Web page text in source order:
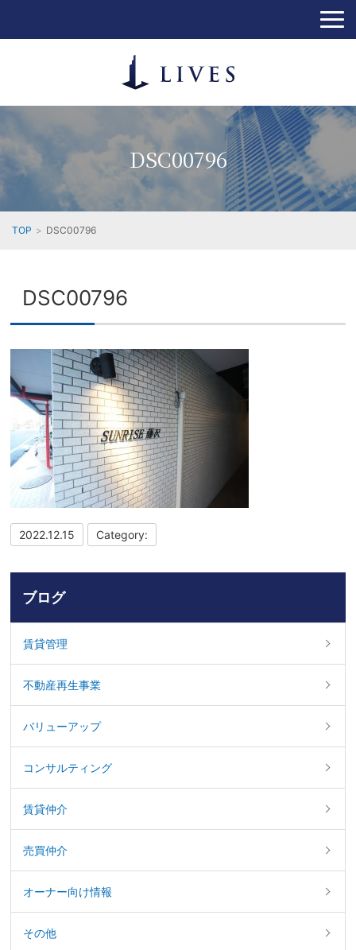
DSC00796
TOP DSC00796
DSC00796
2022.12.15 Category:
ブログ
賃貸管理
不動産再生事業
バリューアップ
コンサルティング
賃貸仲介
売買仲介
オーナー向け情報
その他